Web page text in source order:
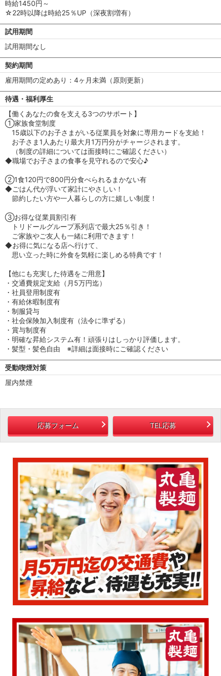
時給1450円～
☆22時以降は時給25％UP（深夜割増有）
試用期間
試用期間なし
契約期間
雇用期間の定めあり：4ヶ月未満（原則更新）
待遇・福利厚生
【働くあなたの食を支える3つのサポート】
①家族食堂制度
15歳以下のお子さまがいる従業員を対象に専用カードを支給！
お子さま1人あたり最大月1万円分がチャージされます。
（制度の詳細については面接時にご確認ください）
◆職場でお子さまの食事を見守れるので安心♪
②1食120円で800円分食べられるまかない有
◆ごはん代が浮いて家計にやさしい！
節約したい方や一人暮らしの方に嬉しい制度！
③お得な従業員割引有
トリドールグループ系列店で最大25％引き！
ご家族やご友人も一緒に利用できます！
◆お得に気になる店へ行けて、
思い立った時に外食を気軽に楽しめる特典です！
【他にも充実した待遇をご用意】
・交通費規定支給（月5万円迄）
・社員登用制度有
・有給休暇制度有
・制服貸与
・社会保険加入制度有（法令に準ずる）
・賞与制度有
・明確な昇給システム有！頑張りはしっかり評価します。
・髪型・髪色自由 ※詳細は面接時にご確認ください
受動喫煙対策
屋内禁煙
応募フォーム TEL応募